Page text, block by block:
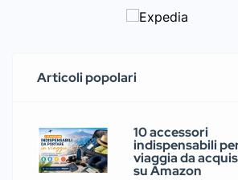
destinazioni più amate dai
Articoli popolari
10 accessori
indispensabili
viaggia da
su Amazon